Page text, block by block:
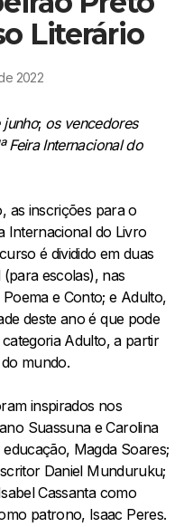
Literário
2022
; os vencedores
Feira Internacional do
as inscrições para o
Internacional do Livro
é dividido em duas
(para escolas), nas
e Conto; e Adulto,
deste ano é que pode
Adulto, a partir
mundo.
inspirados nos
Suassuna e Carolina
Magda Soares;
Daniel Munduruku;
Cassanta como
patrono, Isaac Peres.